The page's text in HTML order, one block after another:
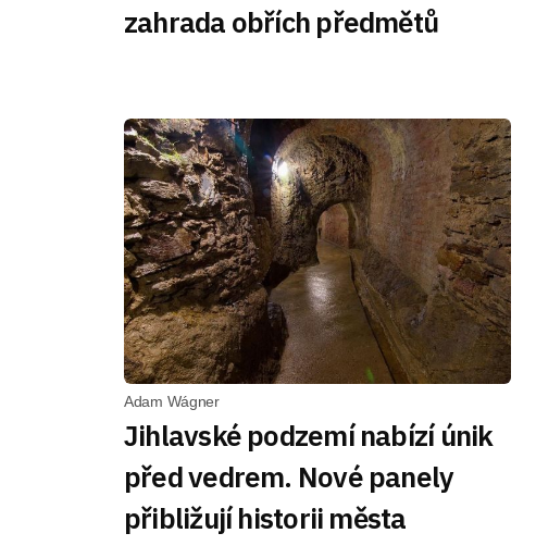
zahrada obřích předmětů
Adam Wágner
Jihlavské podzemí nabízí únik
před vedrem. Nové panely
přibližují historii města